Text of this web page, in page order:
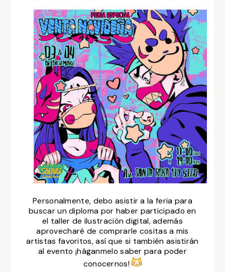
Personalmente, debo asistir a la feria para
buscar un diploma por haber participado en
el taller de ilustración digital, además
aprovecharé de comprarle cositas a mis
artistas favoritos, así que si también asistirán
al evento ¡háganmelo saber para poder
conocernos!